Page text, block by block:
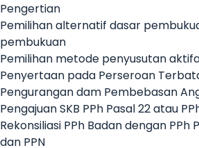
Pengertian
Pemilihan alternatif dasar
pembukuan
Pemilihan metode penyusutan
Penyertaan pada Perseroan
Pengurangan dam Pembebasan
Pengajuan SKB PPh Pasal 22 atau
Rekonsiliasi PPh Badan dengan PPh
dan PPN